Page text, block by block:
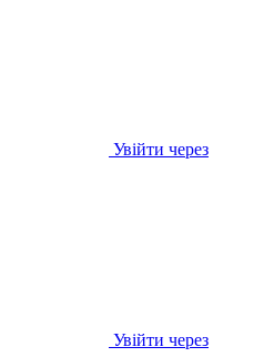
Увійти через
Увійти через